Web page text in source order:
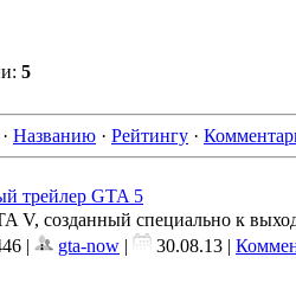
: 5
· Названию · Рейтингу ·
трейлер GTA 5
V, созданный специально к
| gta-now | 30.08.13 |